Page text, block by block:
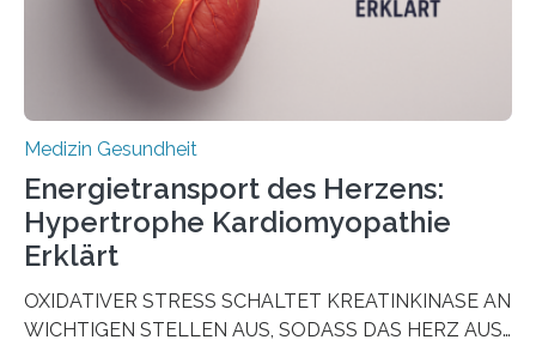
häufigsten Krebsarten und stellt…
Medizin Gesundheit
Energietransport des Herzens:
Hypertrophe Kardiomyopathie
Erklärt
OXIDATIVER STRESS SCHALTET KREATINKINASE AN
WICHTIGEN STELLEN AUS, SODASS DAS HERZ AUS